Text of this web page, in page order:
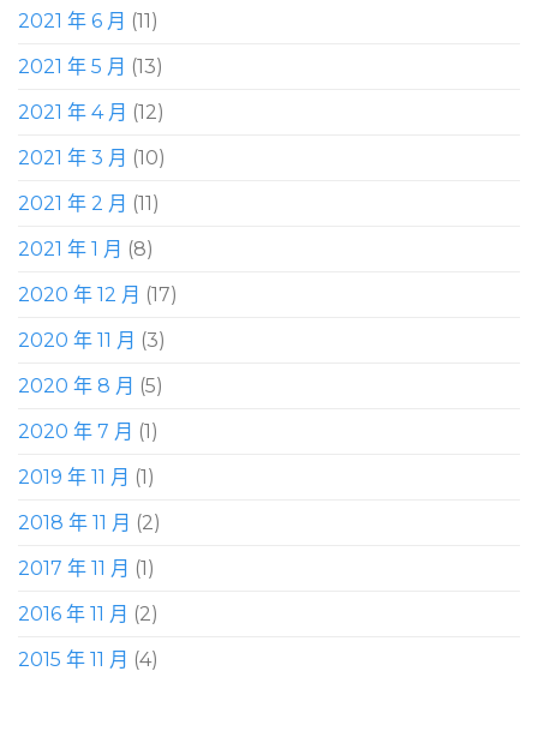
2021 年 6 月 (11)
2021 年 5 月 (13)
2021 年 4 月 (12)
2021 年 3 月 (10)
2021 年 2 月 (11)
2021 年 1 月 (8)
2020 年 12 月 (17)
2020 年 11 月 (3)
2020 年 8 月 (5)
2020 年 7 月 (1)
2019 年 11 月 (1)
2018 年 11 月 (2)
2017 年 11 月 (1)
2016 年 11 月 (2)
2015 年 11 月 (4)